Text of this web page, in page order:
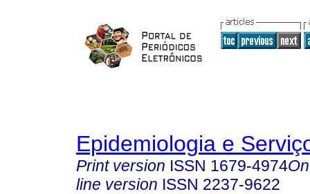
Epidemiologia e
Print version ISSN 1679-4974
line version ISSN 2237-9622